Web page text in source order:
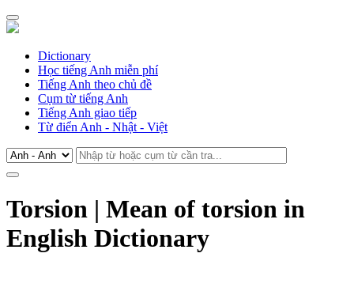
Dictionary
Học tiếng Anh miễn phí
Tiếng Anh theo chủ đề
Cụm từ tiếng Anh
Tiếng Anh giao tiếp
Từ điển Anh - Nhật - Việt
Torsion | Mean of torsion in
English Dictionary